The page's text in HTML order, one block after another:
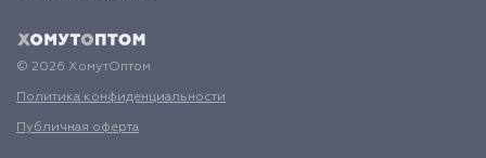
© 2026 ХомутОптом
Политика конфиденциальности
Публичная оферта